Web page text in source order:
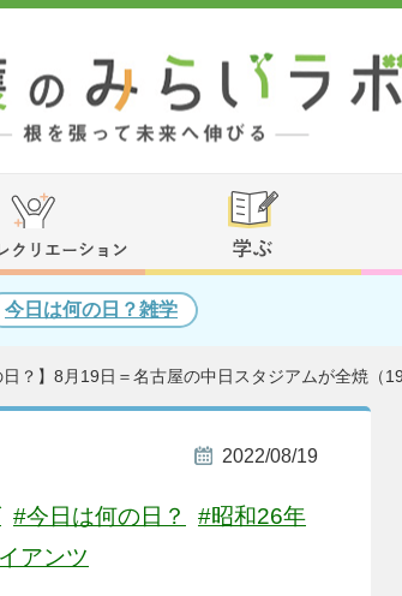
今日は何の日？雑学
日？】8月19日＝名古屋の中日スタジアムが全焼（
2022/08/19
#今日は何の日？
#昭和26年
アンツ